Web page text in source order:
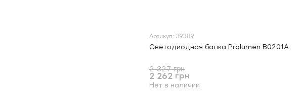
Артикул: 39389
Светодиодная балка Prolumen B0201A
2 327 грн
2 262 грн
Нет в наличии